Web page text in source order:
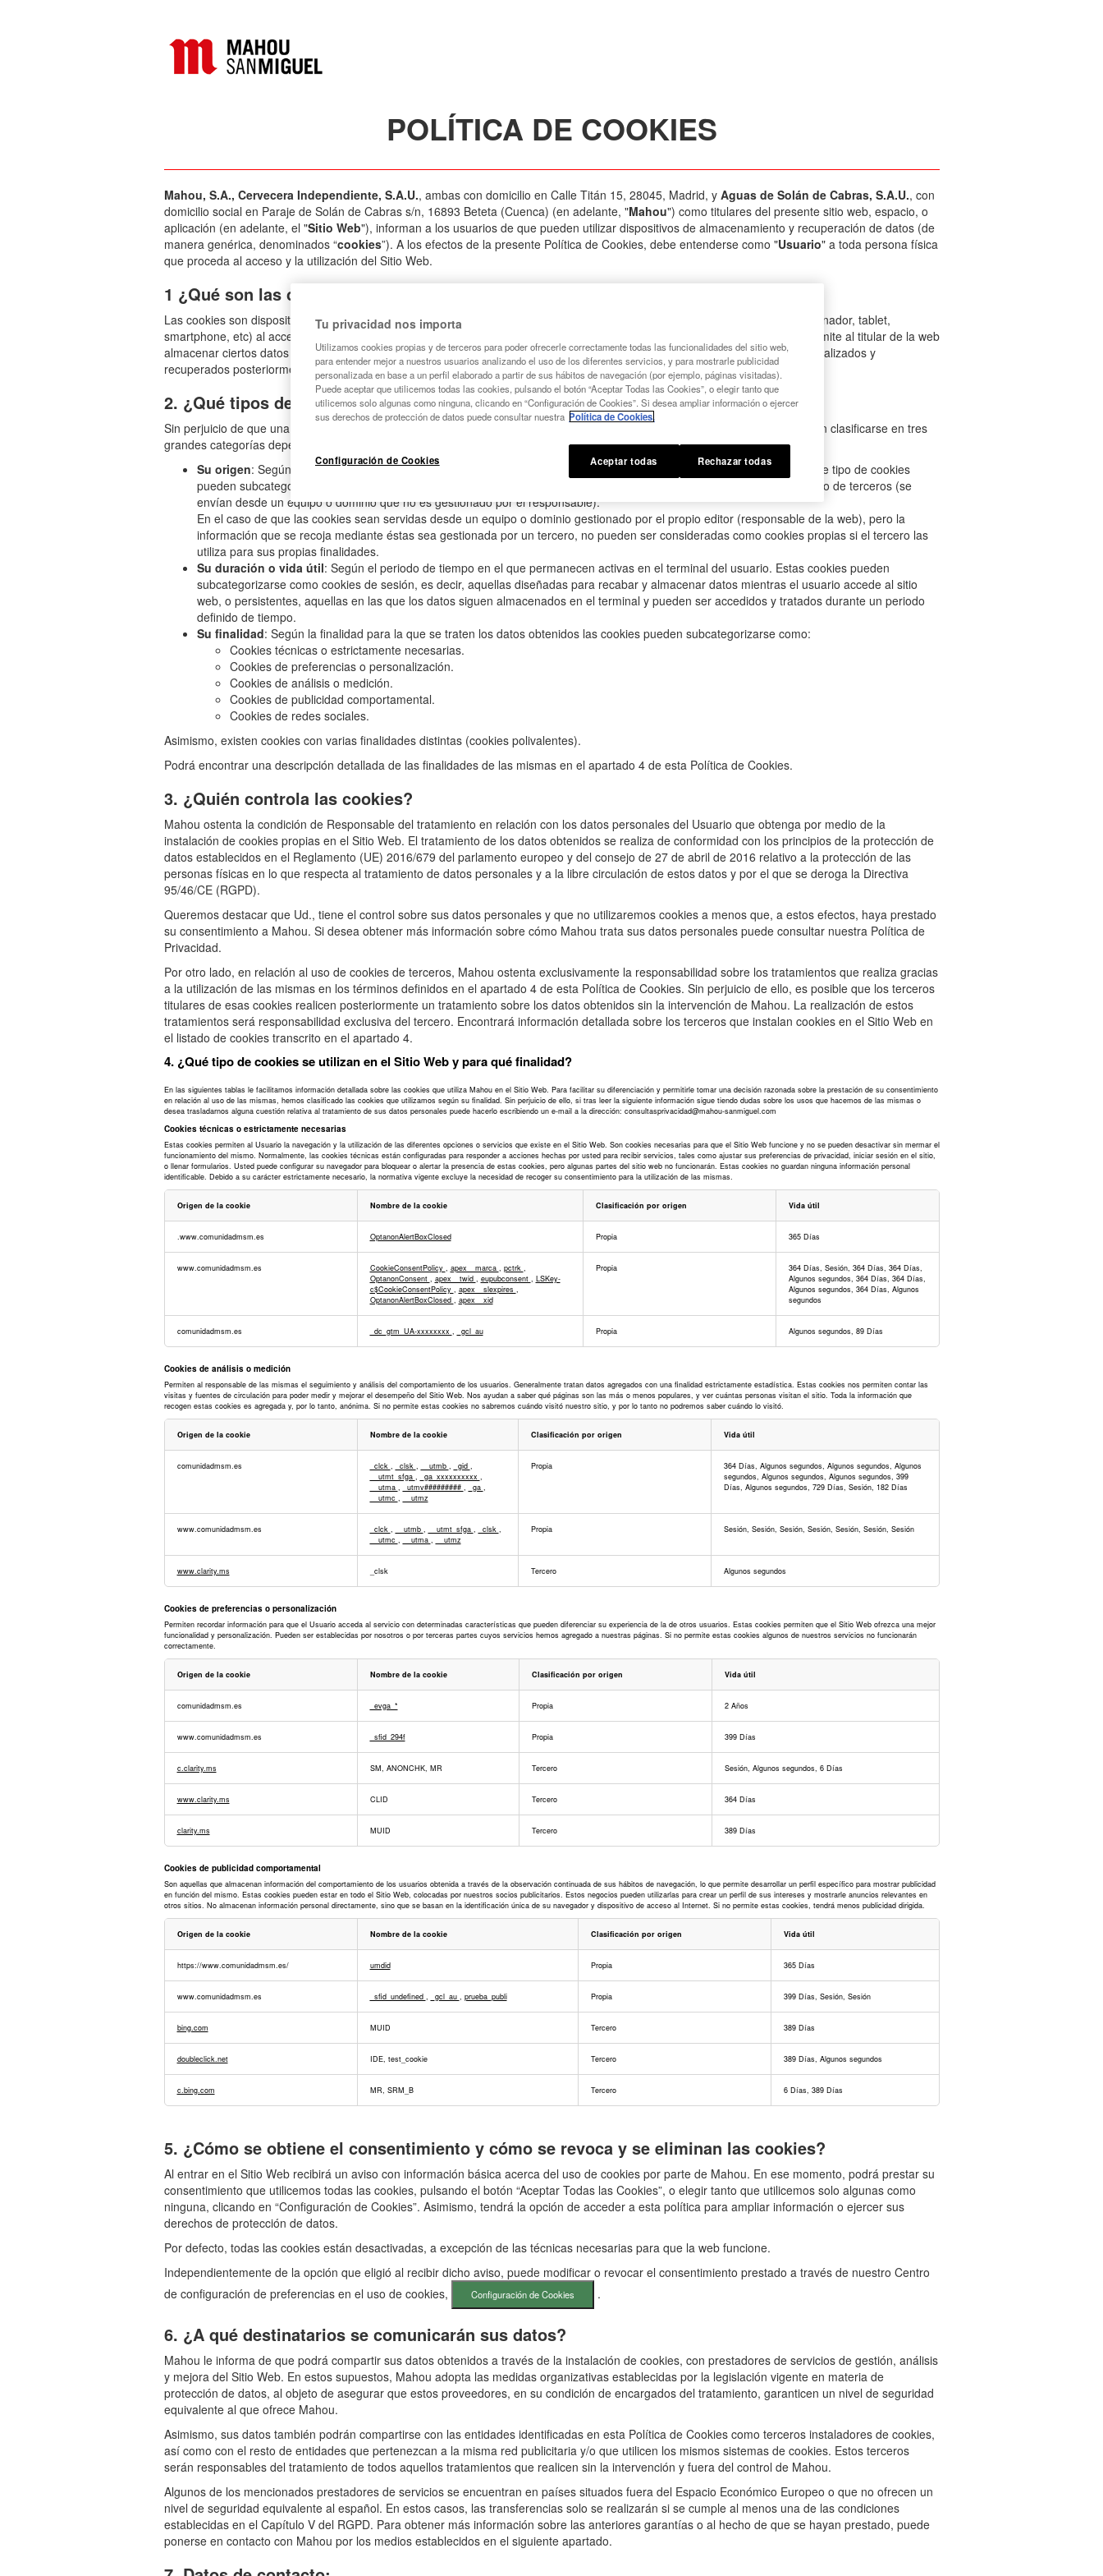
POLÍTICA DE COOKIES
Mahou, S.A., Cervecera Independiente, S.A.U., ambas con domicilio en Calle Titán 15, 28045, Madrid, y Aguas de Solán de Cabras, S.A.U., con
domicilio social en Paraje de Solán de Cabras s/n, 16893 Beteta (Cuenca) (en adelante, "Mahou") como titulares del presente sitio web, espacio, o
aplicación (en adelante, el "Sitio Web"), informan a los usuarios de que pueden utilizar dispositivos de almacenamiento y recuperación de datos (de
manera genérica, denominados “cookies”). A los efectos de la presente Política de Cookies, debe entenderse como "Usuario" a toda persona física
que proceda al acceso y la utilización del Sitio Web.
1 ¿Qué son las cookies?
Las cookies son dispositivos de almacenamiento y recuperación de datos que se descargan en el dispositivo del Usuario (ordenador, tablet,
smartphone, etc) al acceder a determinadas páginas web, espacios o aplicaciones, incluyendo el Sitio Web. Su instalación permite al titular de la web
almacenar ciertos datos (por ejemplo, sobre su dispositivo, sus hábitos de navegación o sus preferencias) que podrán ser actualizados y
recuperados posteriormente con diversas finalidades, pudiendo llegar a reconocer al usuario.
2. ¿Qué tipos de cookies existen?
Sin perjuicio de que una misma cookie puede estar incluida en más de una categoría, con carácter general, las cookies pueden clasificarse en tres
grandes categorías dependiendo de:
Su origen: Según quién sea la entidad que gestione el dominio desde donde se envían las cookies y trate los datos. Este tipo de cookies
pueden subcategorizarse como propias (enviadas desde un equipo o dominio gestionado por el responsable de la web) o de terceros (se
envían desde un equipo o dominio que no es gestionado por el responsable).
En el caso de que las cookies sean servidas desde un equipo o dominio gestionado por el propio editor (responsable de la web), pero la
información que se recoja mediante éstas sea gestionada por un tercero, no pueden ser consideradas como cookies propias si el tercero las
utiliza para sus propias finalidades.
Su duración o vida útil: Según el periodo de tiempo en el que permanecen activas en el terminal del usuario. Estas cookies pueden
subcategorizarse como cookies de sesión, es decir, aquellas diseñadas para recabar y almacenar datos mientras el usuario accede al sitio
web, o persistentes, aquellas en las que los datos siguen almacenados en el terminal y pueden ser accedidos y tratados durante un periodo
definido de tiempo.
Su finalidad: Según la finalidad para la que se traten los datos obtenidos las cookies pueden subcategorizarse como:
Cookies técnicas o estrictamente necesarias.
Cookies de preferencias o personalización.
Cookies de análisis o medición.
Cookies de publicidad comportamental.
Cookies de redes sociales.
Asimismo, existen cookies con varias finalidades distintas (cookies polivalentes).
Podrá encontrar una descripción detallada de las finalidades de las mismas en el apartado 4 de esta Política de Cookies.
3. ¿Quién controla las cookies?
Mahou ostenta la condición de Responsable del tratamiento en relación con los datos personales del Usuario que obtenga por medio de la
instalación de cookies propias en el Sitio Web. El tratamiento de los datos obtenidos se realiza de conformidad con los principios de la protección de
datos establecidos en el Reglamento (UE) 2016/679 del parlamento europeo y del consejo de 27 de abril de 2016 relativo a la protección de las
personas físicas en lo que respecta al tratamiento de datos personales y a la libre circulación de estos datos y por el que se deroga la Directiva
95/46/CE (RGPD).
Queremos destacar que Ud., tiene el control sobre sus datos personales y que no utilizaremos cookies a menos que, a estos efectos, haya prestado
su consentimiento a Mahou. Si desea obtener más información sobre cómo Mahou trata sus datos personales puede consultar nuestra Política de
Privacidad.
Por otro lado, en relación al uso de cookies de terceros, Mahou ostenta exclusivamente la responsabilidad sobre los tratamientos que realiza gracias
a la utilización de las mismas en los términos definidos en el apartado 4 de esta Política de Cookies. Sin perjuicio de ello, es posible que los terceros
titulares de esas cookies realicen posteriormente un tratamiento sobre los datos obtenidos sin la intervención de Mahou. La realización de estos
tratamientos será responsabilidad exclusiva del tercero. Encontrará información detallada sobre los terceros que instalan cookies en el Sitio Web en
el listado de cookies transcrito en el apartado 4.
4. ¿Qué tipo de cookies se utilizan en el Sitio Web y para qué finalidad?
En las siguientes tablas le facilitamos información detallada sobre las cookies que utiliza Mahou en el Sitio Web. Para facilitar su diferenciación y permitirle tomar una decisión razonada sobre la prestación de su consentimiento
en relación al uso de las mismas, hemos clasificado las cookies que utilizamos según su finalidad. Sin perjuicio de ello, si tras leer la siguiente información sigue tiendo dudas sobre los usos que hacemos de las mismas o
desea trasladarnos alguna cuestión relativa al tratamiento de sus datos personales puede hacerlo escribiendo un e-mail a la dirección: consultasprivacidad@mahou-sanmiguel.com
Cookies técnicas o estrictamente necesarias
Estas cookies permiten al Usuario la navegación y la utilización de las diferentes opciones o servicios que existe en el Sitio Web. Son cookies necesarias para que el Sitio Web funcione y no se pueden desactivar sin mermar el
funcionamiento del mismo. Normalmente, las cookies técnicas están configuradas para responder a acciones hechas por usted para recibir servicios, tales como ajustar sus preferencias de privacidad, iniciar sesión en el sitio,
o llenar formularios. Usted puede configurar su navegador para bloquear o alertar la presencia de estas cookies, pero algunas partes del sitio web no funcionarán. Estas cookies no guardan ninguna información personal
identificable. Debido a su carácter estrictamente necesario, la normativa vigente excluye la necesidad de recoger su consentimiento para la utilización de las mismas.
técnicas
o
necesarias
Origen de la cookie Nombre de la cookie Clasificación por origen Vida útil
.www.comunidadmsm.es OptanonAlertBoxClosed Propia 365 Días
www.comunidadmsm.es CookieConsentPolicy , apex__marca , pctrk ,
OptanonConsent , apex__twid , eupubconsent , LSKey-
c$CookieConsentPolicy , apex__slexpires ,
OptanonAlertBoxClosed , apex__xid
Propia
364 Días, Sesión, 364 Días, 364 Días,
Algunos segundos, 364 Días, 364 Días,
Algunos segundos, 364 Días, Algunos
segundos
comunidadmsm.es _dc_gtm_UA-xxxxxxxx , _gcl_au Propia Algunos segundos, 89 Días
Cookies de análisis o medición
Permiten al responsable de las mismas el seguimiento y análisis del comportamiento de los usuarios. Generalmente tratan datos agregados con una finalidad estrictamente estadística. Estas cookies nos permiten contar las
visitas y fuentes de circulación para poder medir y mejorar el desempeño del Sitio Web. Nos ayudan a saber qué páginas son las más o menos populares, y ver cuántas personas visitan el sitio. Toda la información que
recogen estas cookies es agregada y, por lo tanto, anónima. Si no permite estas cookies no sabremos cuándo visitó nuestro sitio, y por lo tanto no podremos saber cuándo lo visitó.
Origen de la cookie Nombre de la cookie Clasificación por origen Vida útil
comunidadmsm.es _clck , _clsk , __utmb , _gid ,
__utmt_sfga , _ga_xxxxxxxxxx ,
__utma , _utmv######### , _ga ,
__utmc , __utmz
Propia
364 Días, Algunos segundos, Algunos segundos, Algunos
segundos, Algunos segundos, Algunos segundos, 399
Días, Algunos segundos, 729 Días, Sesión, 182 Días
www.comunidadmsm.es _clck , __utmb , __utmt_sfga , _clsk ,
__utmc , __utma , __utmz
Propia Sesión, Sesión, Sesión, Sesión, Sesión, Sesión, Sesión
www.clarity.ms _clsk Tercero Algunos segundos
Cookies de preferencias o personalización
Permiten recordar información para que el Usuario acceda al servicio con determinadas características que pueden diferenciar su experiencia de la de otros usuarios. Estas cookies permiten que el Sitio Web ofrezca una mejor
funcionalidad y personalización. Pueden ser establecidas por nosotros o por terceras partes cuyos servicios hemos agregado a nuestras páginas. Si no permite estas cookies algunos de nuestros servicios no funcionarán
correctamente.
preferencias
personalización
Origen de la cookie Nombre de la cookie Clasificación por origen Vida útil
comunidadmsm.es _evga_* Propia 2 Años
www.comunidadmsm.es _sfid_294f Propia 399 Días
c.clarity.ms SM, ANONCHK, MR Tercero Sesión, Algunos segundos, 6 Días
www.clarity.ms CLID Tercero 364 Días
clarity.ms MUID Tercero 389 Días
Cookies de publicidad comportamental
Son aquellas que almacenan información del comportamiento de los usuarios obtenida a través de la observación continuada de sus hábitos de navegación, lo que permite desarrollar un perfil específico para mostrar publicidad
en función del mismo. Estas cookies pueden estar en todo el Sitio Web, colocadas por nuestros socios publicitarios. Estos negocios pueden utilizarlas para crear un perfil de sus intereses y mostrarle anuncios relevantes en
otros sitios. No almacenan información personal directamente, sino que se basan en la identificación única de su navegador y dispositivo de acceso al Internet. Si no permite estas cookies, tendrá menos publicidad dirigida.
publicidad
Origen de la cookie Nombre de la cookie Clasificación por origen Vida útil
https://www.comunidadmsm.es/ umdid Propia 365 Días
www.comunidadmsm.es _sfid_undefined , _gcl_au , prueba_publi Propia 399 Días, Sesión, Sesión
bing.com MUID Tercero 389 Días
doubleclick.net IDE, test_cookie Tercero 389 Días, Algunos segundos
c.bing.com MR, SRM_B Tercero 6 Días, 389 Días
5. ¿Cómo se obtiene el consentimiento y cómo se revoca y se eliminan las cookies?
Al entrar en el Sitio Web recibirá un aviso con información básica acerca del uso de cookies por parte de Mahou. En ese momento, podrá prestar su
consentimiento que utilicemos todas las cookies, pulsando el botón “Aceptar Todas las Cookies”, o elegir tanto que utilicemos solo algunas como
ninguna, clicando en “Configuración de Cookies”. Asimismo, tendrá la opción de acceder a esta política para ampliar información o ejercer sus
derechos de protección de datos.
Por defecto, todas las cookies están desactivadas, a excepción de las técnicas necesarias para que la web funcione.
Independientemente de la opción que eligió al recibir dicho aviso, puede modificar o revocar el consentimiento prestado a través de nuestro Centro
de configuración de preferencias en el uso de cookies,
Configuración de Cookies .
6. ¿A qué destinatarios se comunicarán sus datos?
Mahou le informa de que podrá compartir sus datos obtenidos a través de la instalación de cookies, con prestadores de servicios de gestión, análisis
y mejora del Sitio Web. En estos supuestos, Mahou adopta las medidas organizativas establecidas por la legislación vigente en materia de
protección de datos, al objeto de asegurar que estos proveedores, en su condición de encargados del tratamiento, garanticen un nivel de seguridad
equivalente al que ofrece Mahou.
Asimismo, sus datos también podrán compartirse con las entidades identificadas en esta Política de Cookies como terceros instaladores de cookies,
así como con el resto de entidades que pertenezcan a la misma red publicitaria y/o que utilicen los mismos sistemas de cookies. Estos terceros
serán responsables del tratamiento de todos aquellos tratamientos que realicen sin la intervención y fuera del control de Mahou.
Algunos de los mencionados prestadores de servicios se encuentran en países situados fuera del Espacio Económico Europeo o que no ofrecen un
nivel de seguridad equivalente al español. En estos casos, las transferencias solo se realizarán si se cumple al menos una de las condiciones
establecidas en el Capítulo V del RGPD. Para obtener más información sobre las anteriores garantías o al hecho de que se hayan prestado, puede
ponerse en contacto con Mahou por los medios establecidos en el siguiente apartado.
Tu privacidad nos importa
Utilizamos cookies propias y de terceros para poder ofrecerle correctamente todas las funcionalidades del sitio web,
para entender mejor a nuestros usuarios analizando el uso de los diferentes servicios, y para mostrarle publicidad
personalizada en base a un perfil elaborado a partir de sus hábitos de navegación (por ejemplo, páginas visitadas).
Puede aceptar que utilicemos todas las cookies, pulsando el botón “Aceptar Todas las Cookies”, o elegir tanto que
utilicemos solo algunas como ninguna, clicando en “Configuración de Cookies”. Si desea ampliar información o ejercer
sus derechos de protección de datos puede consultar nuestra Política de Cookies.
Configuración de Cookies Rechazar todas
Aceptar todas